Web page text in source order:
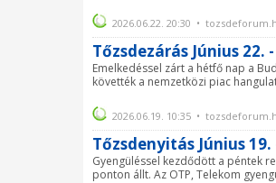
2026.06.22. 20:30 •
Tőzsdezárás Június 22.
Emelkedéssel zárt a hétfő nap a
követték a nemzetközi piac
2026.06.19. 10:35 •
Tőzsdenyitás Június
Gyengüléssel kezdődött a péntek
ponton állt. Az OTP, Telekom